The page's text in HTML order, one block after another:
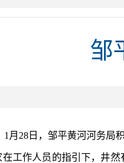
邹
1月28日，邹平黄河河务局